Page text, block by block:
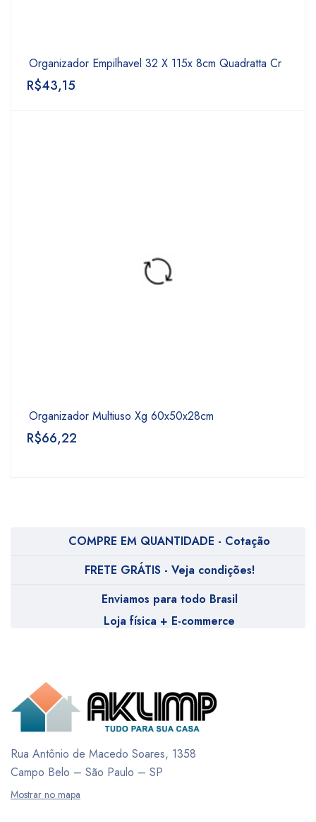
Organizador Empilhavel 32 X 115x 8cm Quadratta Cr
R$43,15
Organizador Multiuso Xg 60x50x28cm
R$66,22
COMPRE EM QUANTIDADE - Cotação
FRETE GRÁTIS - Veja condições!
Enviamos para todo Brasil
Loja física + E-commerce
Rua Antônio de Macedo Soares, 1358
Campo Belo – São Paulo – SP
Mostrar no mapa